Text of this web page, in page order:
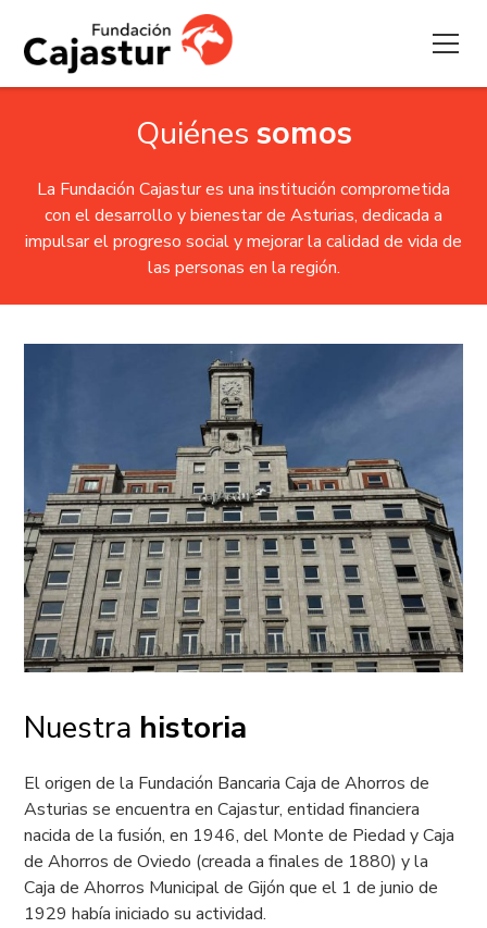
Quiénes somos
La Fundación Cajastur es una institución comprometida
con el desarrollo y bienestar de Asturias, dedicada a
impulsar el progreso social y mejorar la calidad de vida de
las personas en la región.
Nuestra historia
El origen de la Fundación Bancaria Caja de Ahorros de
Asturias se encuentra en Cajastur, entidad financiera
nacida de la fusión, en 1946, del Monte de Piedad y Caja
de Ahorros de Oviedo (creada a finales de 1880) y la
Caja de Ahorros Municipal de Gijón que el 1 de junio de
1929 había iniciado su actividad.